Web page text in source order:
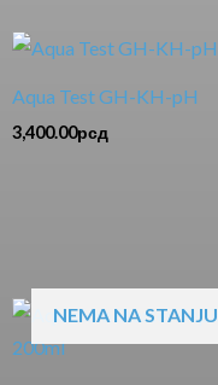
Aqua Test GH-KH-pH
3,400.00рсд
NEMA NA STANJU